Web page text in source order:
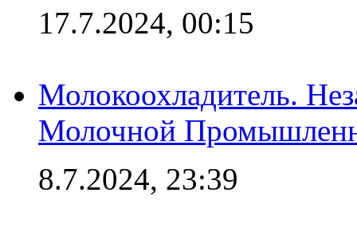
17.7.2024, 00:15
Молокоохладитель.
Молочной
8.7.2024, 23:39